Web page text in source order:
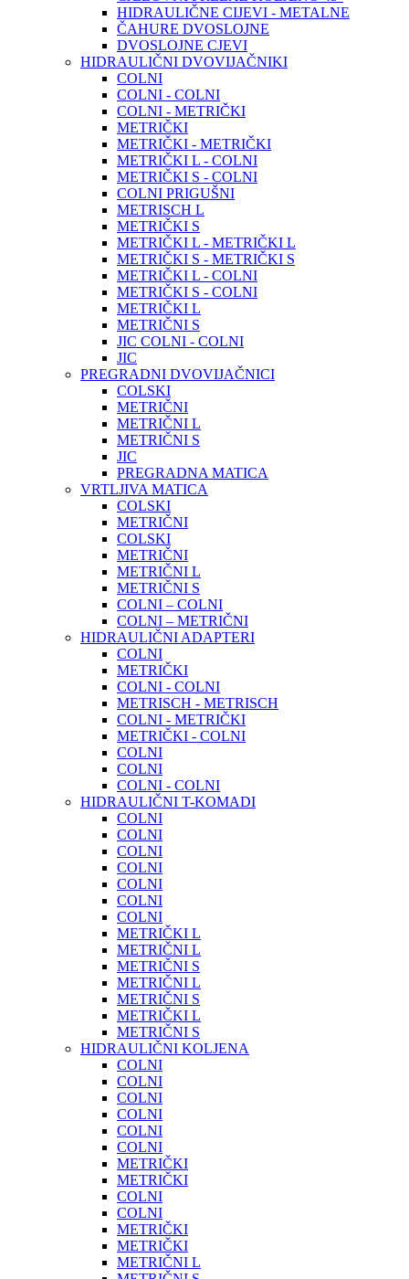
HIDRAULIČNE CIJEVI - METALNE
ČAHURE DVOSLOJNE
DVOSLOJNE CJEVI
HIDRAULIČNI DVOVIJAČNIKI
COLNI
COLNI - COLNI
COLNI - METRIČKI
METRIČKI
METRIČKI - METRIČKI
METRIČKI L - COLNI
METRIČKI S - COLNI
COLNI PRIGUŠNI
METRISCH L
METRIČKI S
METRIČKI L - METRIČKI L
METRIČKI S - METRIČKI S
METRIČKI L - COLNI
METRIČKI S - COLNI
METRIČKI L
METRIČNI S
JIC COLNI - COLNI
JIC
PREGRADNI DVOVIJAČNICI
COLSKI
METRIČNI
METRIČNI L
METRIČNI S
JIC
PREGRADNA MATICA
VRTLJIVA MATICA
COLSKI
METRIČNI
COLSKI
METRIČNI
METRIČNI L
METRIČNI S
COLNI – COLNI
COLNI – METRIČNI
HIDRAULIČNI ADAPTERI
COLNI
METRIČKI
COLNI - COLNI
METRISCH - METRISCH
COLNI - METRIČKI
METRIČKI - COLNI
COLNI
COLNI
COLNI - COLNI
HIDRAULIČNI T-KOMADI
COLNI
COLNI
COLNI
COLNI
COLNI
COLNI
COLNI
METRIČKI L
METRIČNI L
METRIČNI S
METRIČNI L
METRIČNI S
METRIČKI L
METRIČNI S
HIDRAULIČNI KOLJENA
COLNI
COLNI
COLNI
COLNI
COLNI
COLNI
METRIČKI
METRIČKI
COLNI
COLNI
METRIČKI
METRIČKI
METRIČNI L